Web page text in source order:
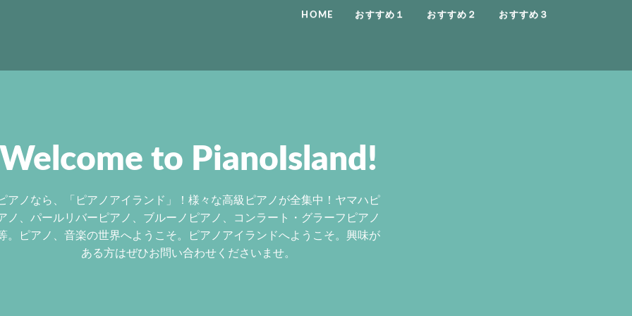
HOME おすすめ１ おすすめ２ おすすめ３
Welcome to PianoIsland!
ピアノなら、「ピアノアイランド」！様々な高級ピアノが全集中！ヤマハピ
ノ、パールリバーピアノ、ブルーノピアノ、コンラート・グラーフピアノ
。ピアノ、音楽の世界へようこそ。ピアノアイランドへようこそ。興味が
ある方はぜひお問い合わせくださいませ。